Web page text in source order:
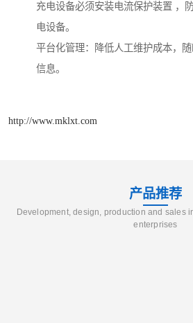
充电设备必须安装电流保护装置 ，
电设备。
平台化管理：降低人工维护成本，
信息。
http://www.mklxt.com
产品推荐
Development, design, production and sales
enterprises